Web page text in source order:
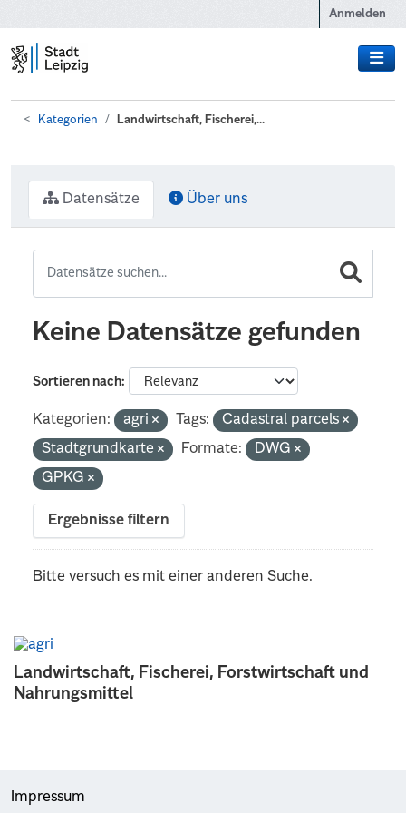
Anmelden
Kategorien Landwirtschaft, Fischerei,...
Landwirtschaft, Fischerei, Forstwirtschaft und
Nahrungsmittel
Datensätze Über uns
Keine Datensätze gefunden
Sortieren nach
Kategorien: agri Tags:
Cadastral parcels
Stadtgrundkarte
Formate:
DWG
GPKG
Ergebnisse filtern
Bitte versuch es mit einer anderen Suche.
Impressum